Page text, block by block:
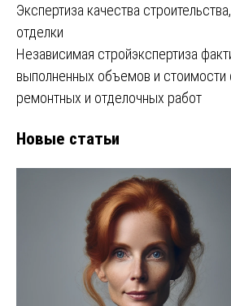
Экспертиза качества
отделки
Независимая стройэкспертиза
выполненных объемов и стоимости
ремонтных и отделочных работ
Новые статьи